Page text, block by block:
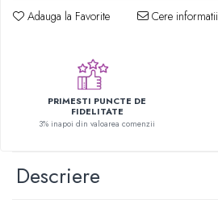
Costum Halloween Copii
Jucarii cu Dinozauri
Figurine cu animale domestice
Figurine plus
Adauga la Favorite Cere informatii
PRIMESTI PUNCTE DE
FIDELITATE
3% inapoi din valoarea comenzii
Descriere